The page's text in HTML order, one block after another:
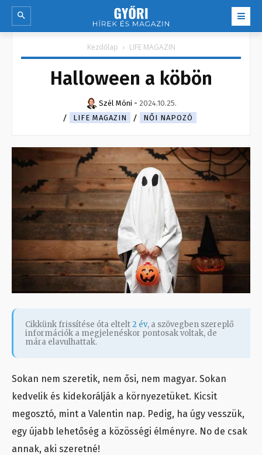
Kezdőlap LIFE MAGAZIN
Halloween a köbön
Szél Móni - 2024.10.25.
LIFE MAGAZIN
NŐI NAPOZÓ
Cikkünk frissítése óta eltelt2 év, a szövegben szereplő
információk a megjelenéskor pontosak voltak, de
mára elavulhattak.
Sokan nem szeretik, nem ősi, nem magyar. Sokan
kedvelik és kidekorálják a környezetüket. Kicsit
megosztó, mint a Valentin nap. Pedig, ha úgy vesszük,
egy újabb lehetőség a közösségi élményre. No de csak
annak, aki szeretné!